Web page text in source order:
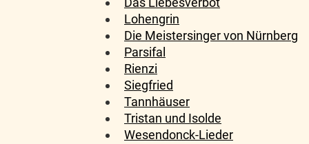
Lohengrin
Die Meistersinger von Nürnberg
Parsifal
Rienzi
Siegfried
Tannhäuser
Tristan und Isolde
Wesendonck-Lieder